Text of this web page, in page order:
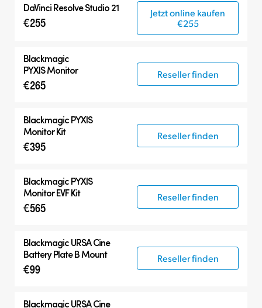
DaVinci Resolve Studio 21
€255
Jetzt online kaufen
€255
Blackmagic
PYXIS Monitor
€265
Reseller finden
Blackmagic PYXIS
Monitor Kit
€395
Reseller finden
Blackmagic PYXIS
Monitor EVF Kit
€565
Reseller finden
BlackmagicURSA Cine
Battery Plate B Mount
€99
Reseller finden
BlackmagicURSA Cine